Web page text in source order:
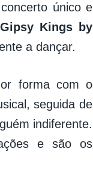
único e
Gipsy Kings by
a dançar.
forma com o
seguida de
indiferente.
e são os